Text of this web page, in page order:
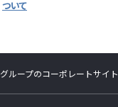
ループのコーポレートサイト